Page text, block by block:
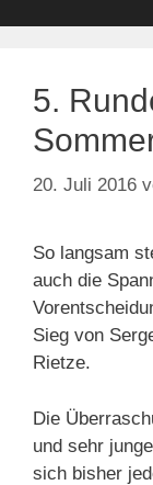
5.
20. Juli 2016
So langsam
auch die
Sieg von
Rietze.
Die
und sehr
sich bisher